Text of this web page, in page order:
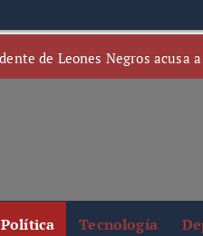
de Leones Negros acusa
Política Tecnología